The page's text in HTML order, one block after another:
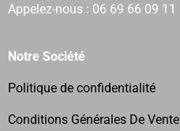
Appelez-nous : 06 69 66 09 11
Notre Société
Politique de confidentialité
Conditions Générales De Vente